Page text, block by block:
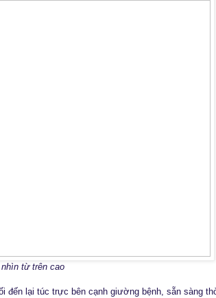
từ trên cao
đến lại túc trực bên cạnh giường bệnh, sẵn sàng